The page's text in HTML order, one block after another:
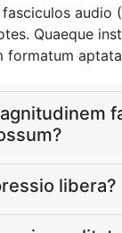
fasciculos audio
Quaeque
formatum
libera?